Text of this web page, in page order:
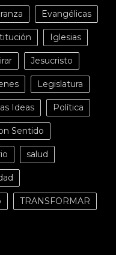
Evangélicas
Iglesias
Jesucristo
Legislatura
Ideas Política
Sentido
salud
TRANSFORMAR